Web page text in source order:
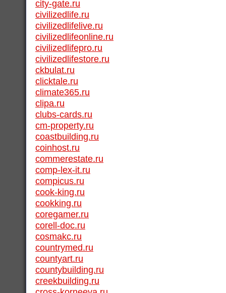
city-gate.ru
civilizedlife.ru
civilizedlifelive.ru
civilizedlifeonline.ru
civilizedlifepro.ru
civilizedlifestore.ru
ckbulat.ru
clicktale.ru
climate365.ru
clipa.ru
clubs-cards.ru
cm-property.ru
coastbuilding.ru
coinhost.ru
commerestate.ru
comp-lex-it.ru
compicus.ru
cook-king.ru
cookking.ru
coregamer.ru
corell-doc.ru
cosmakc.ru
countrymed.ru
countyart.ru
countybuilding.ru
creekbuilding.ru